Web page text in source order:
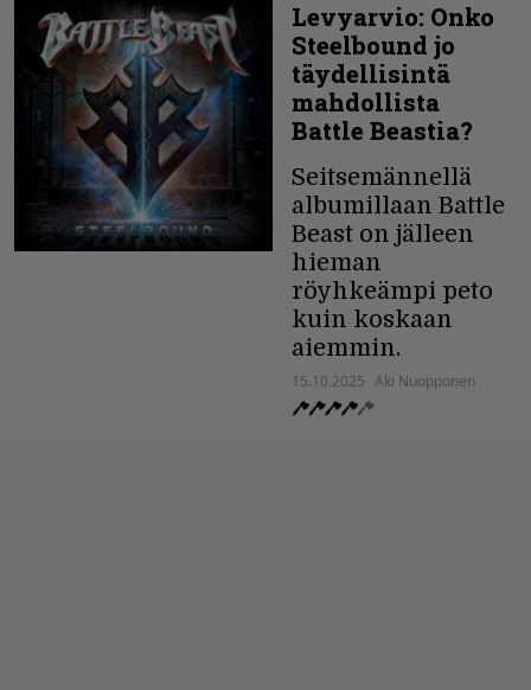
Levyarvio: Onko
Steelbound jo
täydellisintä
mahdollista
Battle Beastia?
Seitsemännellä
albumillaan Battle
Beast on jälleen
hieman
röyhkeämpi peto
kuin koskaan
aiemmin.
15.10.2025 Aki Nuopponen